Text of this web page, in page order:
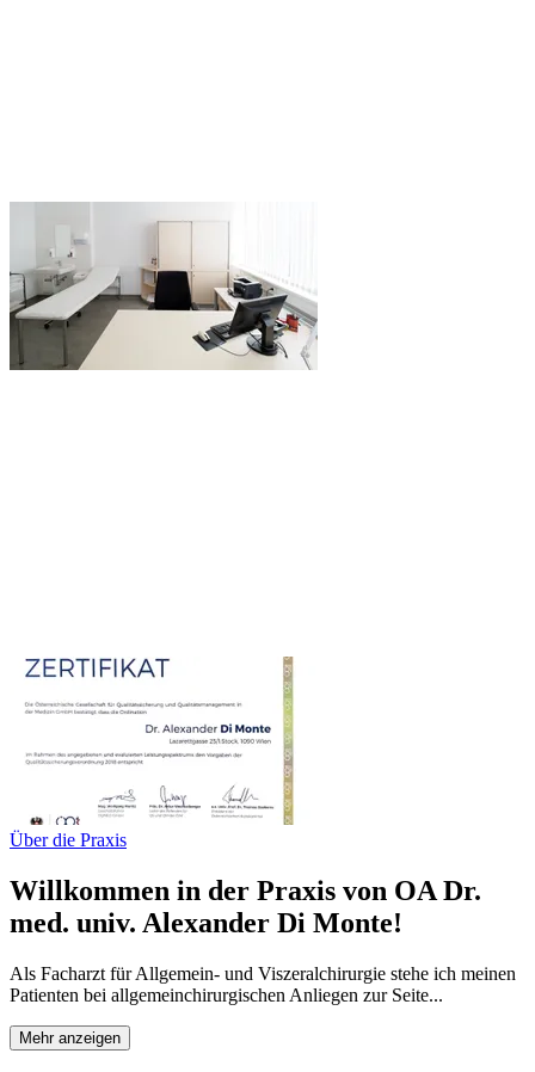
Über die Praxis
Willkommen in der Praxis von OA Dr.
med. univ. Alexander Di Monte!
Als Facharzt für Allgemein- und Viszeralchirurgie stehe ich meinen
Patienten bei allgemeinchirurgischen Anliegen zur Seite...
Mehr anzeigen